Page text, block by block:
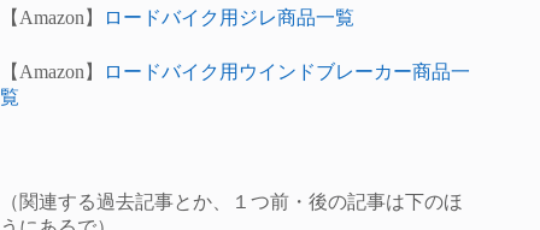
【Amazon】 ロードバイク用ジレ商品一覧
【Amazon】
ロードバイク用ウインドブレーカー商品一
覧
（関連する過去記事とか、１つ前・後の記事は下のほ